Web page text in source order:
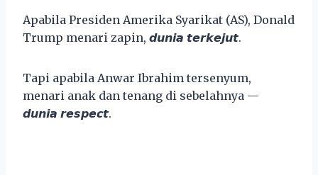
Apabila Presiden Amerika Syarikat (AS), Donald
Trump menari zapin, 𝙙𝙪𝙣𝙞𝙖 𝙩𝙚𝙧𝙠𝙚𝙟𝙪𝙩.
Tapi apabila Anwar Ibrahim tersenyum,
menari anak dan tenang di sebelahnya —
𝙙𝙪𝙣𝙞𝙖 𝙧𝙚𝙨𝙥𝙚𝙘𝙩.